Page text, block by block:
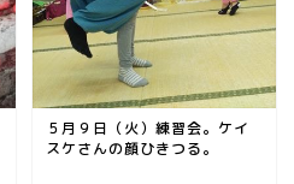
５月９日（火）練習会。ケイ
スケさんの顔ひきつる。